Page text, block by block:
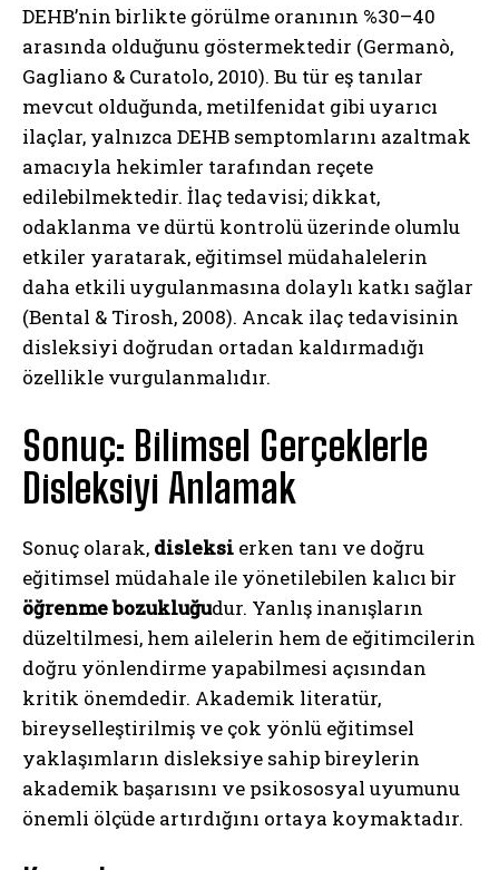
DEHB’nin birlikte görülme oranının %30–40
arasında olduğunu göstermektedir (Germanò,
Gagliano & Curatolo, 2010). Bu tür eş tanılar
mevcut olduğunda, metilfenidat gibi uyarıcı
ilaçlar, yalnızca DEHB semptomlarını azaltmak
amacıyla hekimler tarafından reçete
edilebilmektedir. İlaç tedavisi; dikkat,
odaklanma ve dürtü kontrolü üzerinde olumlu
etkiler yaratarak, eğitimsel müdahalelerin
daha etkili uygulanmasına dolaylı katkı sağlar
(Bental & Tirosh, 2008). Ancak ilaç tedavisinin
disleksiyi doğrudan ortadan kaldırmadığı
özellikle vurgulanmalıdır.
Sonuç: Bilimsel Gerçeklerle
Disleksiyi Anlamak
Sonuç olarak, disleksi erken tanı ve doğru
eğitimsel müdahale ile yönetilebilen kalıcı bir
öğrenme bozukluğudur. Yanlış inanışların
düzeltilmesi, hem ailelerin hem de eğitimcilerin
doğru yönlendirme yapabilmesi açısından
kritik önemdedir. Akademik literatür,
bireyselleştirilmiş ve çok yönlü eğitimsel
yaklaşımların disleksiye sahip bireylerin
akademik başarısını ve psikososyal uyumunu
önemli ölçüde artırdığını ortaya koymaktadır.